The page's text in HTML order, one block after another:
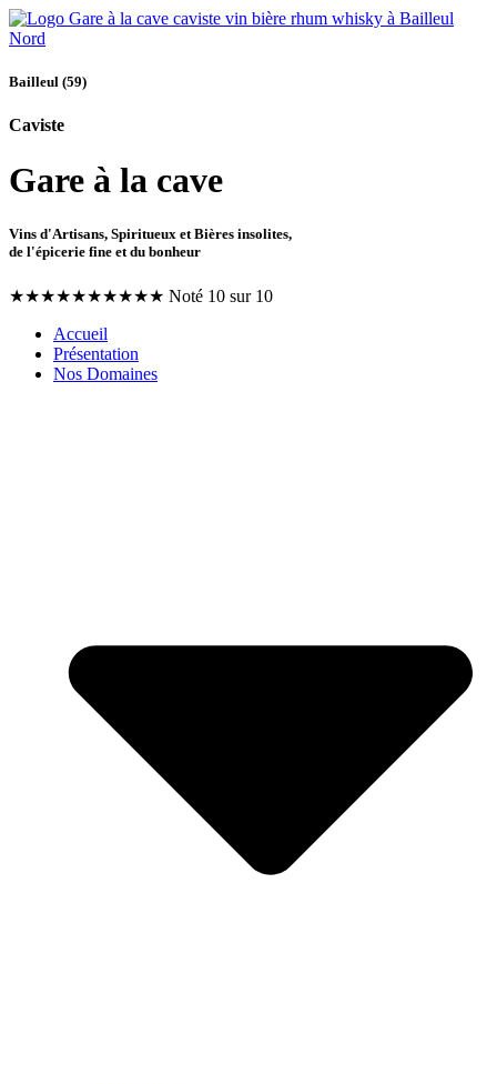
Bailleul (59)
Caviste
Gare à la cave
Vins d'Artisans, Spiritueux et Bières insolites,
de l'épicerie fine et du bonheur
★★★★★★★★★★ Noté 10 sur 10
Accueil
Présentation
Nos Domaines